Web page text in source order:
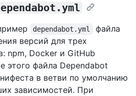
dependabot.yml
файла
версий для трех
npm, Docker и GitHub
этого файла Dependabot
в ветви по умолчанию
зависимостей. При